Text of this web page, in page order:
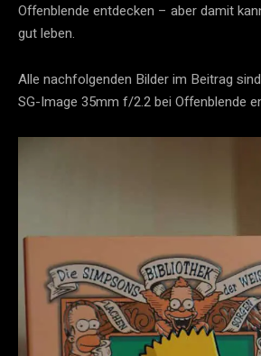
Offenblende entdecken – aber damit
gut leben.
Alle nachfolgenden Bilder im Beitrag
SG-Image 35mm f/2.2 bei Offenblende